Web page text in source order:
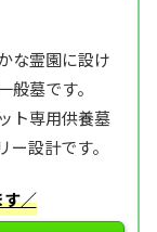
な霊園に設け
墓です。
ト専用供養墓
設計です。
／